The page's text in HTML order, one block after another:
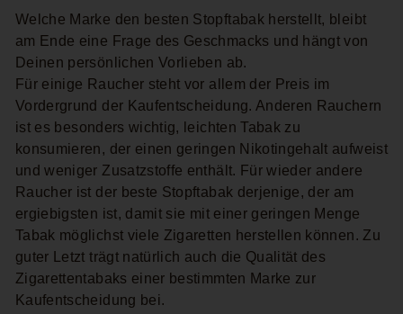
Welche Marke den besten Stopftabak herstellt, bleibt
am Ende eine Frage des Geschmacks und hängt von
Deinen persönlichen Vorlieben ab.
Für einige Raucher steht vor allem der Preis im
Vordergrund der Kaufentscheidung. Anderen Rauchern
ist es besonders wichtig, leichten Tabak zu
konsumieren, der einen geringen Nikotingehalt aufweist
und weniger Zusatzstoffe enthält. Für wieder andere
Raucher ist der beste Stopftabak derjenige, der am
ergiebigsten ist, damit sie mit einer geringen Menge
Tabak möglichst viele Zigaretten herstellen können. Zu
guter Letzt trägt natürlich auch die Qualität des
Zigarettentabaks einer bestimmten Marke zur
Kaufentscheidung bei.